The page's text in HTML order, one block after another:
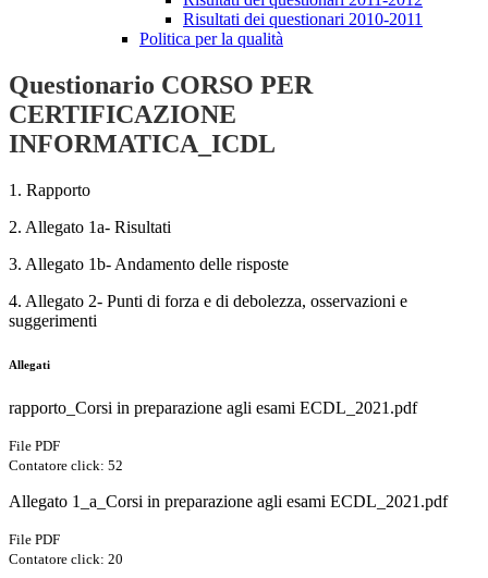
Risultati dei questionari 2010-2011
Politica per la qualità
Questionario CORSO PER
CERTIFICAZIONE
INFORMATICA_ICDL
1. Rapporto
2. Allegato 1a- Risultati
3. Allegato 1b- Andamento delle risposte
4. Allegato 2- Punti di forza e di debolezza, osservazioni e
suggerimenti
Allegati
rapporto_Corsi in preparazione agli esami ECDL_2021.pdf
File PDF
Contatore click: 52
Allegato 1_a_Corsi in preparazione agli esami ECDL_2021.pdf
File PDF
Contatore click: 20